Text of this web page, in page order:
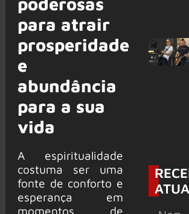
para atrair
prosperidade
e
abundância
para a sua
vida
A espiritualidade
costuma ser uma
fonte de conforto e
esperança em
momentos de